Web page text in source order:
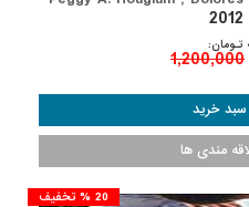
1,200,000
20 % تخفیف